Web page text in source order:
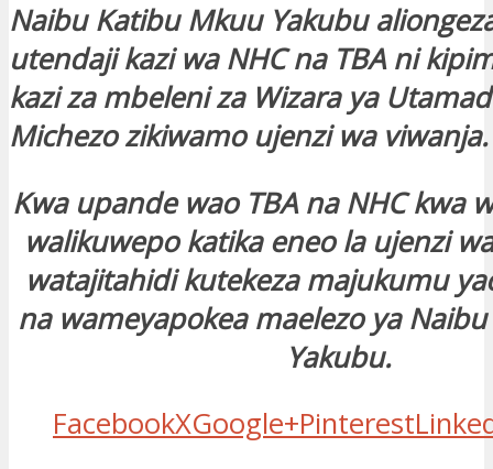
Naibu Katibu Mkuu Yakubu
utendaji kazi wa NHC na TBA ni
kazi za mbeleni za Wizara ya
Michezo zikiwamo ujenzi wa viwanja.
Kwa upande wao TBA na NHC kwa
walikuwepo katika eneo la ujenzi
watajitahidi kutekeza majukumu
na wameyapokea maelezo ya
Yakubu.
FacebookXGoogle+Pinterest